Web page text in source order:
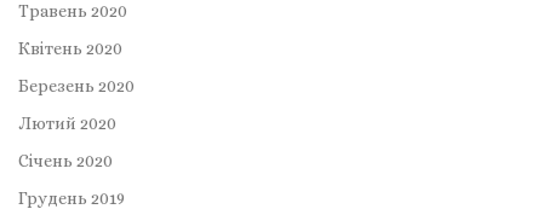
Травень 2020
Квітень 2020
Березень 2020
Лютий 2020
Січень 2020
Грудень 2019